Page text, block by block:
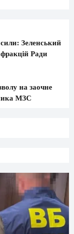
Зеленський
фракцій Ради
на заочне
МЗС